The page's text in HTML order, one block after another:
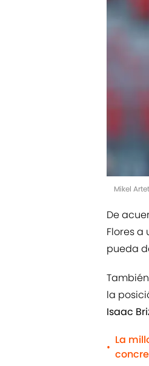
Mikel
De
Flores
pueda
la
Isaac
•
La